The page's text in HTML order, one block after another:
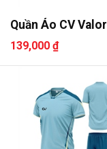
Quần Áo CV Valor
139,000 ₫